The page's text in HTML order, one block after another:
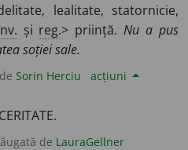
lealitate, statornicie,
și reg.> priință.Nu a pus
soției sale.
Sorin Herciu acțiuni
de LauraGellner